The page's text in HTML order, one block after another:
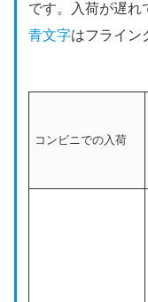
です。入荷が遅れ
青文字はフライン
コンビニでの入荷